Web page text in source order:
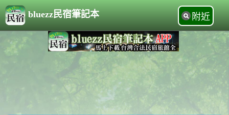
bluezz民宿筆記本 附近